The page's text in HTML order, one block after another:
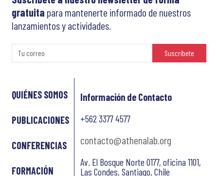
gratuita para mantenerte informado de nuestros
lanzamientos y actividades.
Suscríbete
QUIÉNES SOMOS
PUBLICACIONES
CONFERENCIAS
FORMACIÓN
Información de Contacto
+562 3377 4577
contacto@athenalab.org
Av. El Bosque Norte 0177, oficina 1101,
Las Condes, Santiago, Chile